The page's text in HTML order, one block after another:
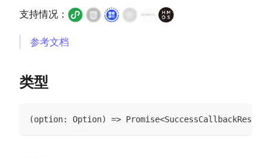
支持情况：
参考文档
类型
(option: Option) => Promise<SuccessCallbackResult